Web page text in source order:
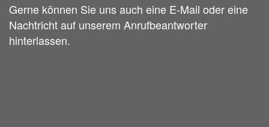
Gerne können Sie uns auch eine E-Mail oder eine
Nachtricht auf unserem Anrufbeantworter
hinterlassen.